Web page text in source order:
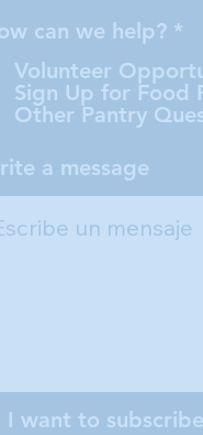
can we help? *
Volunteer
Sign Up for Food
Other Pantry
a message
I want to